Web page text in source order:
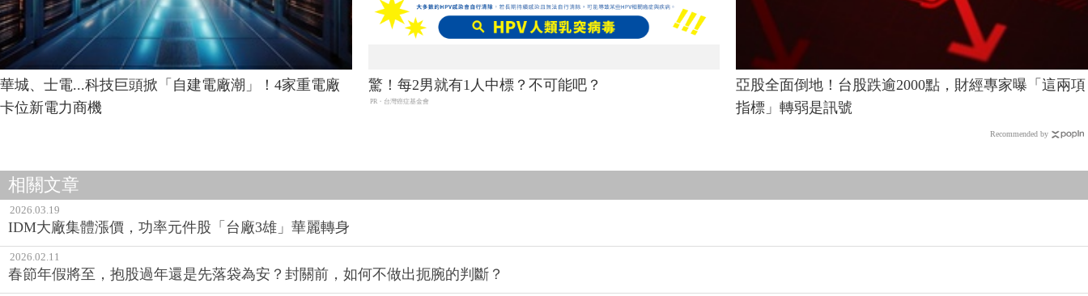
華城、士電...科技巨頭掀「自建電廠潮」！4家重電廠
卡位新電力商機
驚！每2男就有1人中標？不可能吧？
PR・台灣癌症基金會
亞股全面倒地！台股跌逾2000點，財經專家曝「這兩項
指標」轉弱是訊號
Recommended by
相關文章
2026.03.19
IDM大廠集體漲價，功率元件股「台廠3雄」華麗轉身
2026.02.11
春節年假將至，抱股過年還是先落袋為安？封關前，如何不做出扼腕的判斷？